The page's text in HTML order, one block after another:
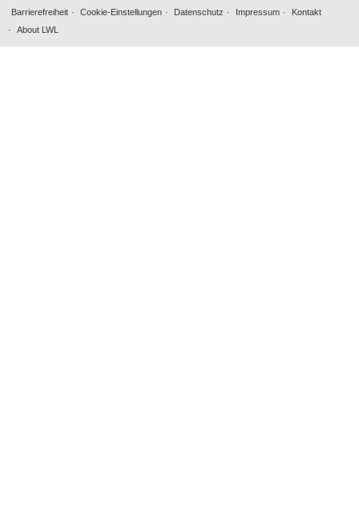
Barrierefreiheit Cookie-Einstellungen Datenschutz Impressum
Kontakt
About LWL